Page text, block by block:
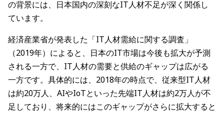
の背景には、日本国内の深刻なIT人材不足が深く関係し
ています。
経済産業省が発表した「IT人材需給に関する調査」
（2019年）によると、日本のIT市場は今後も拡大が予測
される一方で、IT人材の需要と供給のギャップは広がる
一方です。具体的には、2018年の時点で、従来型IT人材
は約20万人、AIやIoTといった先端IT人材は約2万人が不
足しており、将来的にはこのギャップがさらに拡大すると